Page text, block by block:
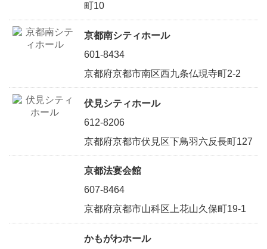
町10
京都南シティホール
601-8434
京都府京都市南区西九条仏現寺町2-2
伏見シティホール
612-8206
京都府京都市伏見区下鳥羽六反長町127
京都法宴会館
607-8464
京都府京都市山科区上花山久保町19-1
かもがわホール